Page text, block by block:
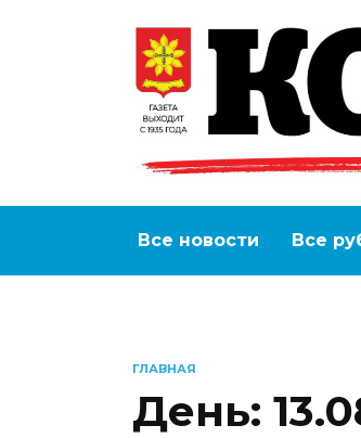
Все новости Все
ГЛАВНАЯ
День: